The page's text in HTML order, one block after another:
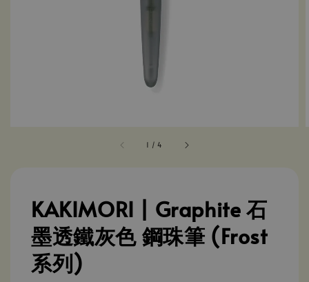
1 /4
KAKIMORI | Graphite 石
墨透鐵灰色 鋼珠筆 (Frost
系列)